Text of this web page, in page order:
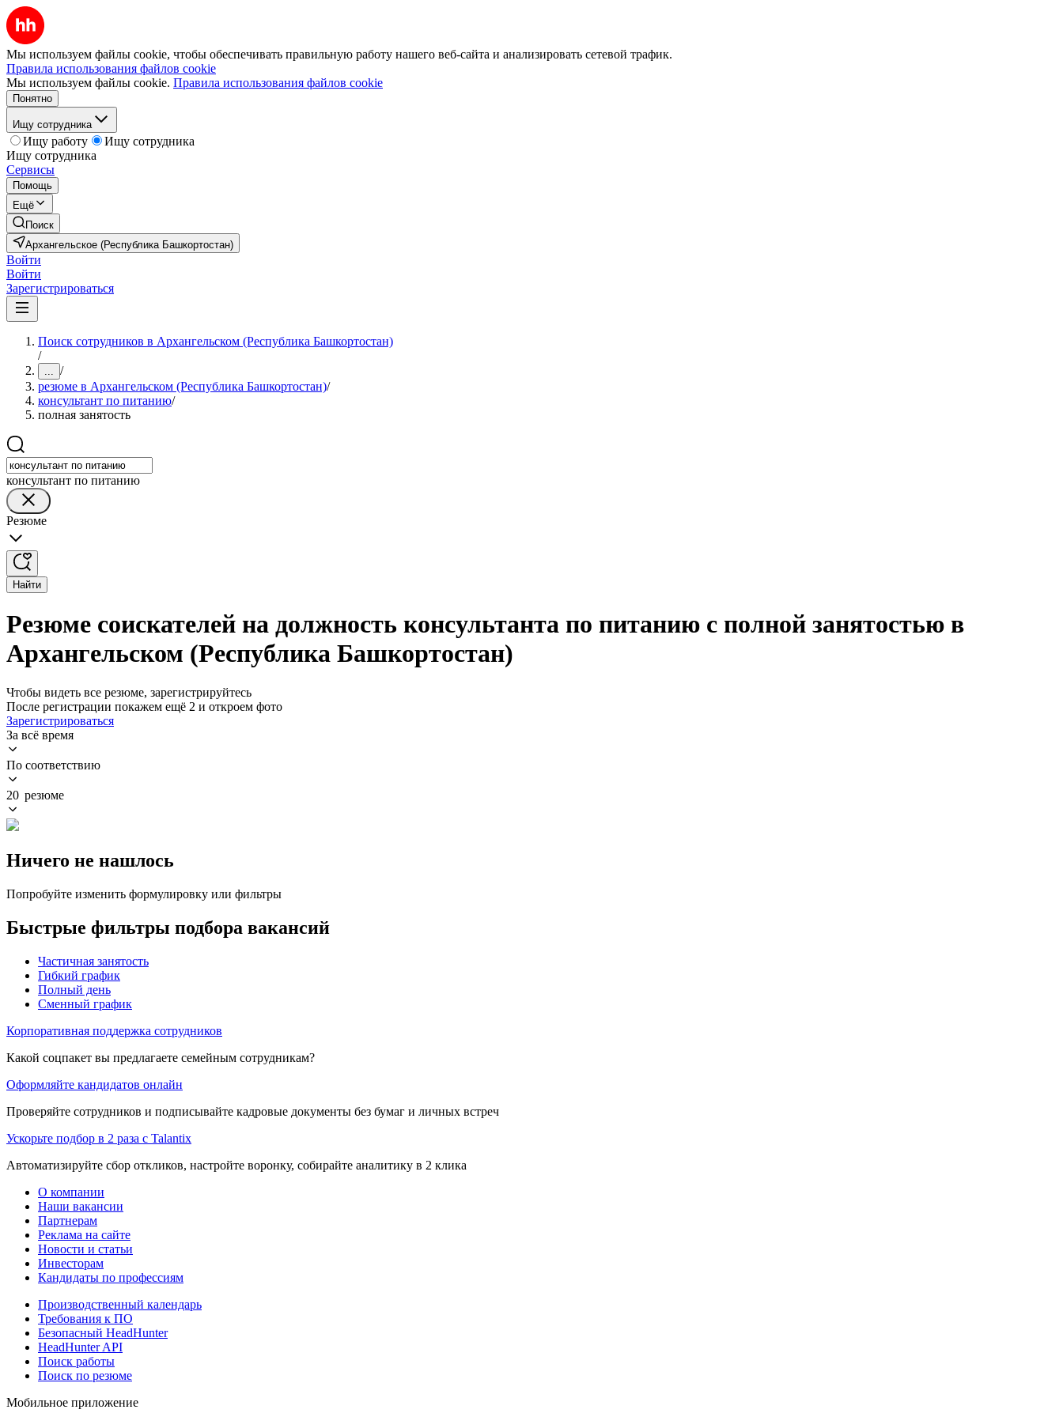
Мы используем файлы cookie, чтобы обеспечивать правильную работу нашего веб-сайта и анализировать сетевой трафик.
Правила использования файлов cookie
Мы используем файлы cookie. Правила использования файлов cookie
Понятно
Ищу сотрудника
Ищу работу
Ищу сотрудника
Ищу сотрудника
Сервисы
Помощь
Ещё
Поиск
Архангельское (Республика Башкортостан)
Войти
Войти
Зарегистрироваться
Поиск сотрудников в Архангельском (Республика Башкортостан)
/
... /
резюме в Архангельском (Республика Башкортостан)/
консультант по питанию/
полная занятость
консультант по питанию
Резюме
Найти
Резюме соискателей на должность консультанта по питанию с полной занятостью в
Архангельском (Республика Башкортостан)
Чтобы видеть все резюме, зарегистрируйтесь
После регистрации покажем ещё 2 и откроем фото
Зарегистрироваться
За всё время
По соответствию
20 резюме
Ничего не нашлось
Попробуйте изменить формулировку или фильтры
Быстрые фильтры подбора вакансий
Частичная занятость
Гибкий график
Полный день
Сменный график
Корпоративная поддержка сотрудников
Какой соцпакет вы предлагаете семейным сотрудникам?
Оформляйте кандидатов онлайн
Проверяйте сотрудников и подписывайте кадровые документы без бумаг и личных встреч
Ускорьте подбор в 2 раза с Talantix
Автоматизируйте сбор откликов, настройте воронку, собирайте аналитику в 2 клика
О компании
Наши вакансии
Партнерам
Реклама на сайте
Новости и статьи
Инвесторам
Кандидаты по профессиям
Производственный календарь
Требования к ПО
Безопасный HeadHunter
HeadHunter API
Поиск работы
Поиск по резюме
Мобильное приложение